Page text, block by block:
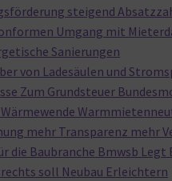
steigend
Umgang mit
Sanierungen
von Ladesäulen und
Zum Grundsteuer
mehr Transparenz mehr
die Baubranche Bmwsb
soll Neubau Erleichtern